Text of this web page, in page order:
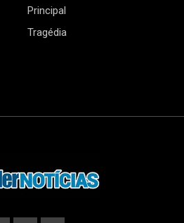
Principal
Tragédia